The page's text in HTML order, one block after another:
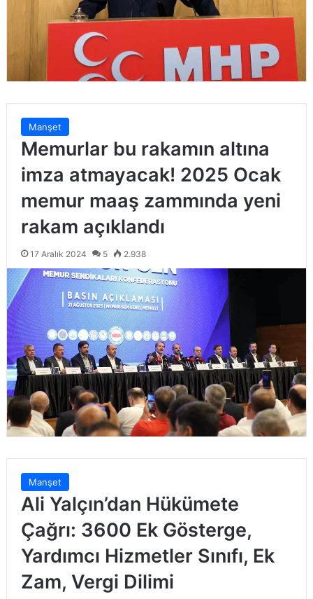
Manşet
Memurlar bu rakamın altına
imza atmayacak! 2025 Ocak
memur maaş zammında yeni
rakam açıklandı
17 Aralık 2024 5 2.938
Manşet
Ali Yalçın’dan Hükümete
Çağrı: 3600 Ek Gösterge,
Yardımcı Hizmetler Sınıfı, Ek
Zam, Vergi Dilimi